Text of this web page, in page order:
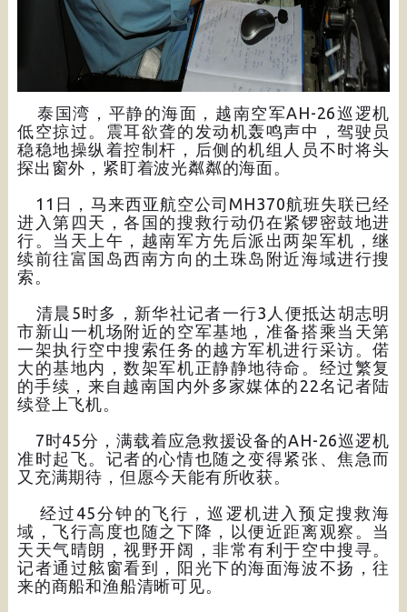
泰国湾，平静的海面，越南空军AH-26巡逻机
低空掠过。震耳欲聋的发动机轰鸣声中，驾驶员
稳稳地操纵着控制杆，后侧的机组人员不时将头
探出窗外，紧盯着波光粼粼的海面。
11日，马来西亚航空公司MH370航班失联已经
进入第四天，各国的搜救行动仍在紧锣密鼓地进
行。当天上午，越南军方先后派出两架军机，继
续前往富国岛西南方向的土珠岛附近海域进行搜
索。
清晨5时多，新华社记者一行3人便抵达胡志明
市新山一机场附近的空军基地，准备搭乘当天第
一架执行空中搜索任务的越方军机进行采访。偌
大的基地内，数架军机正静静地待命。经过繁复
的手续，来自越南国内外多家媒体的22名记者陆
续登上飞机。
7时45分，满载着应急救援设备的AH-26巡逻机
准时起飞。记者的心情也随之变得紧张、焦急而
又充满期待，但愿今天能有所收获。
经过45分钟的飞行，巡逻机进入预定搜救海
域，飞行高度也随之下降，以便近距离观察。当
天天气晴朗，视野开阔，非常有利于空中搜寻。
记者通过舷窗看到，阳光下的海面海波不扬，往
来的商船和渔船清晰可见。